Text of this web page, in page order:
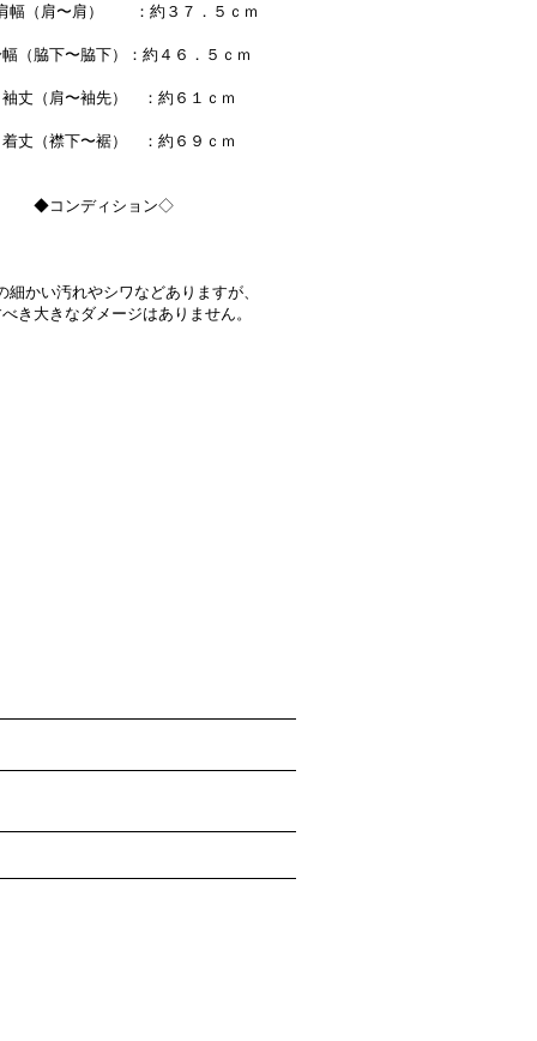
肩〜肩） ：約３７．５ｃｍ
脇下〜脇下）：約４６．５ｃｍ
（肩〜袖先） ：約６１ｃｍ
（襟下〜裾） ：約６９ｃｍ
◆コンディション◇
細かい汚れやシワなどありますが、
き大きなダメージはありません。